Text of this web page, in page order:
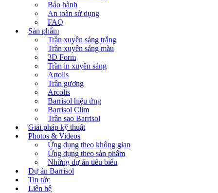
Bảo hành
An toàn sử dụng
FAQ
Sản phẩm
Trần xuyên sáng trắng
Trần xuyên sáng màu
3D Form
Trần in xuyên sáng
Artolis
Trần gương
Arcolis
Barrisol hiệu ứng
Barrisol Clim
Trần sao Barrisol
Giải pháp kỹ thuật
Photos & Videos
Ứng dụng theo không gian
Ứng dụng theo sản phẩm
Những dự án tiêu biểu
Dự án Barrisol
Tin tức
Liên hệ